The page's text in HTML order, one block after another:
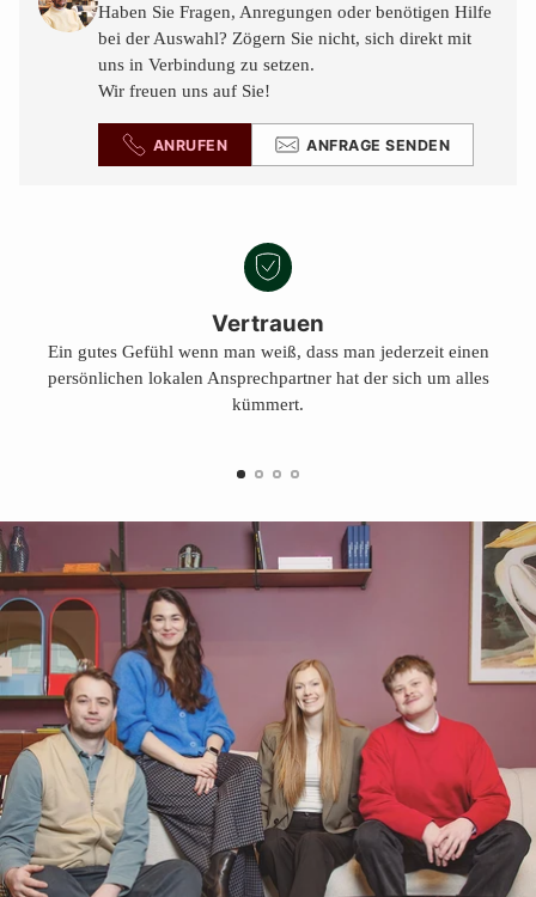
Warenkorb
legen
Haben Sie Fragen, Anregungen oder benötigen Hilfe
bei der Auswahl? Zögern Sie nicht, sich direkt mit
uns in Verbindung zu setzen.
Wir freuen uns auf Sie!
ANRUFEN ANFRAGE SENDEN
Vertrauen
Ein gutes Gefühl wenn man weiß, dass man jederzeit einen
persönlichen lokalen Ansprechpartner hat der sich um alles
kümmert.